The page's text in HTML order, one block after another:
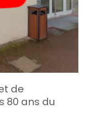
de
80 ans du